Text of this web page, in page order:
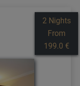
2 Nights
From
199.0 €